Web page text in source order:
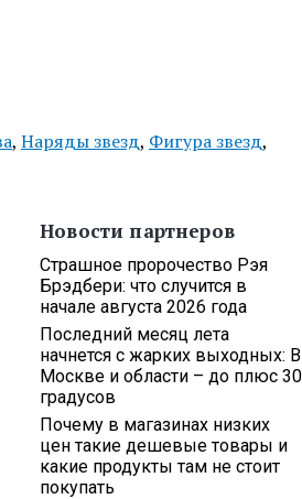
, Наряды звезд, Фигура звезд,
Новости партнеров
Страшное пророчество Рэя
Брэдбери: что случится в
начале августа 2026 года
Последний месяц лета
начнется с жарких выходных: В
Москве и области – до плюс 30
градусов
Почему в магазинах низких
цен такие дешевые товары и
какие продукты там не стоит
покупать